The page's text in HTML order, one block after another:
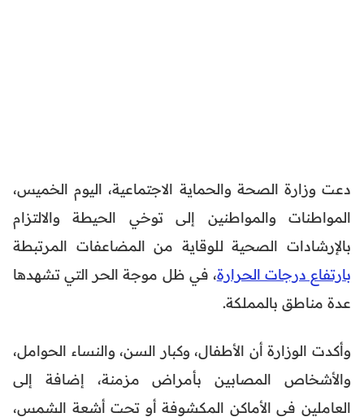
دعت وزارة الصحة والحماية الاجتماعية، اليوم الخميس،
المواطنات والمواطنين إلى توخي الحيطة والالتزام
بالإرشادات الصحية للوقاية من المضاعفات المرتبطة
بارتفاع درجات الحرارة، في ظل موجة الحر التي تشهدها
عدة مناطق بالمملكة.
وأكدت الوزارة أن الأطفال، وكبار السن، والنساء الحوامل،
والأشخاص المصابين بأمراض مزمنة، إضافة إلى
العاملين في الأماكن المكشوفة أو تحت أشعة الشمس،